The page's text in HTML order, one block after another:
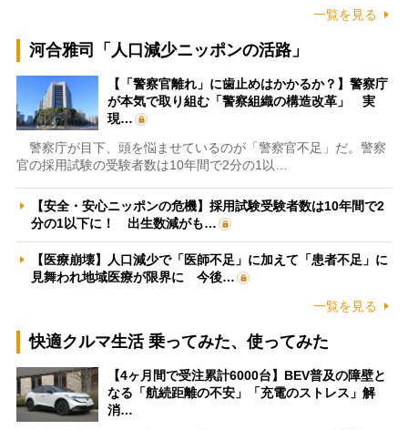
一覧を見る
河合雅司「人口減少ニッポンの活路」
【「警察官離れ」に歯止めはかかるか？】警察庁
が本気で取り組む「警察組織の構造改革」 実
現…
警察庁が目下、頭を悩ませているのが「警察官不足」だ。警察
官の採用試験の受験者数は10年間で2分の1以…
【安全・安心ニッポンの危機】採用試験受験者数は10年間で2
分の1以下に！ 出生数減がも…
【医療崩壊】人口減少で「医師不足」に加えて「患者不足」に
見舞われ地域医療が限界に 今後…
一覧を見る
快適クルマ生活 乗ってみた、使ってみた
【4ヶ月間で受注累計6000台】BEV普及の障壁と
なる「航続距離の不安」「充電のストレス」解
消…